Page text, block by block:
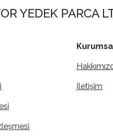
YEDEK PARCA
İletişim